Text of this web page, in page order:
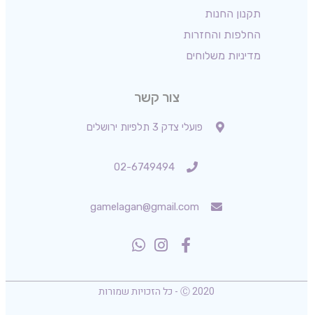
תקנון החנות
החלפות והחזרות
מדיניות משלוחים
צור קשר
פועלי צדק 3 תלפיות ירושלים
02-6749494
gamelagan@gmail.com
Ⓒ 2020 - כל הזכויות שמורות